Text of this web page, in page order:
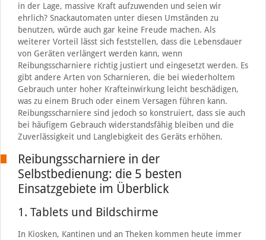
in der Lage, massive Kraft aufzuwenden und seien wir
ehrlich? Snackautomaten unter diesen Umständen zu
benutzen, würde auch gar keine Freude machen. Als
weiterer Vorteil lässt sich feststellen, dass die Lebensdauer
von Geräten verlängert werden kann, wenn
Reibungsscharniere richtig justiert und eingesetzt werden. Es
gibt andere Arten von Scharnieren, die bei wiederholtem
Gebrauch unter hoher Krafteinwirkung leicht beschädigen,
was zu einem Bruch oder einem Versagen führen kann.
Reibungsscharniere sind jedoch so konstruiert, dass sie auch
bei häufigem Gebrauch widerstandsfähig bleiben und die
Zuverlässigkeit und Langlebigkeit des Geräts erhöhen.
Reibungsscharniere in der
Selbstbedienung: die 5 besten
Einsatzgebiete im Überblick
1. Tablets und Bildschirme
In Kiosken, Kantinen und an Theken kommen heute immer